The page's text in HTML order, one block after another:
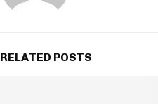
RELATED POSTS